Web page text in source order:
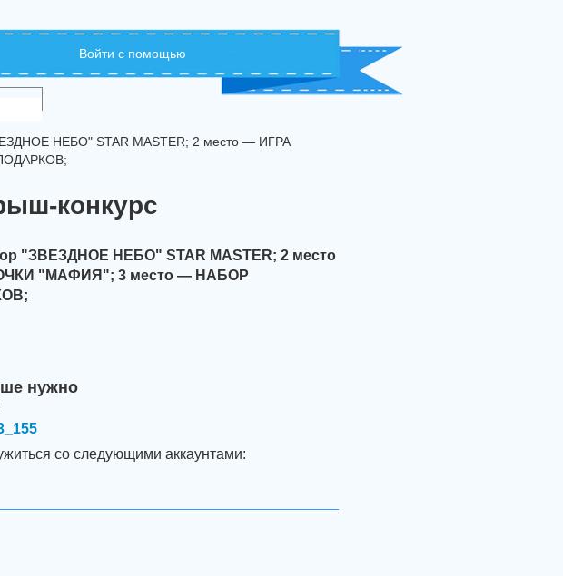
Войти с помощью
НЕБО" STAR MASTER; 2 место — ИГРА
конкурс
"ЗВЕЗДНОЕ НЕБО" STAR MASTER; 2 место
"МАФИЯ"; 3 место — НАБОР
нужно
со следующими аккаунтами: